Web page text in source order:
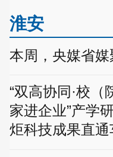
淮安
本周，央媒省
“双高协同·校
家进企业”产学
炬科技成果直